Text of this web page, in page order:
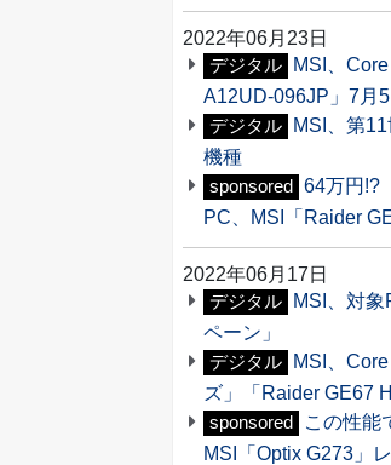
2022年06月23日
デジタル
MSI、
A12UD-096JP」7月
デジタル
MSI、第
機種
sponsored
64万円!?
PC、MSI「Raider
2022年06月17日
デジタル
MSI、対
ペーン」
デジタル
MSI、
ズ」「Raider GE67
sponsored
この性能
MSI「Optix G273」